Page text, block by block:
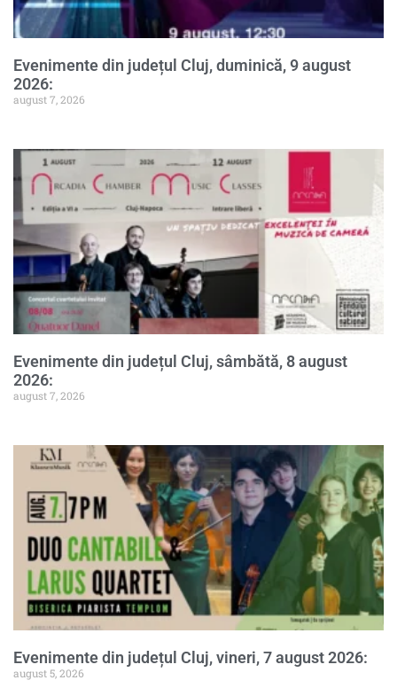
Evenimente din județul Cluj, duminică, 9 august
2026:
august 7, 2026
Evenimente din județul Cluj, sâmbătă, 8 august
2026:
august 7, 2026
Evenimente din județul Cluj, vineri, 7 august 2026:
august 5, 2026